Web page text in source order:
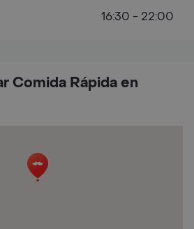
Comida Rápida en
16:30 - 22:00